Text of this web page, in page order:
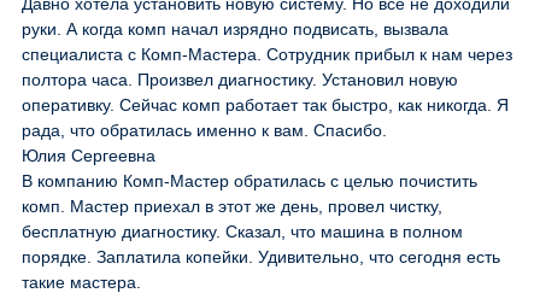
руки. А когда комп начал изрядно подвисать, вызвала
специалиста с Комп-Мастера. Сотрудник прибыл к нам через
полтора часа. Произвел диагностику. Установил новую
оперативку. Сейчас комп работает так быстро, как никогда. Я
рада, что обратилась именно к вам. Спасибо.
Юлия Сергеевна
В компанию Комп-Мастер обратилась с целью почистить
комп. Мастер приехал в этот же день, провел чистку,
бесплатную диагностику. Сказал, что машина в полном
порядке. Заплатила копейки. Удивительно, что сегодня есть
такие мастера.